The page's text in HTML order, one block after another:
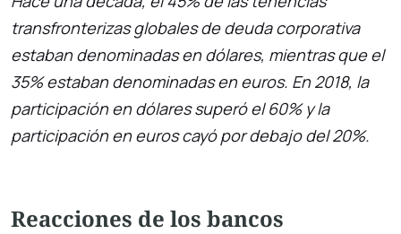
transfronterizas globales de deuda corporativa
estaban denominadas en dólares, mientras que el
35% estaban denominadas en euros. En 2018, la
participación en dólares superó el 60% y la
participación en euros cayó por debajo del 20%.
Reacciones de los bancos